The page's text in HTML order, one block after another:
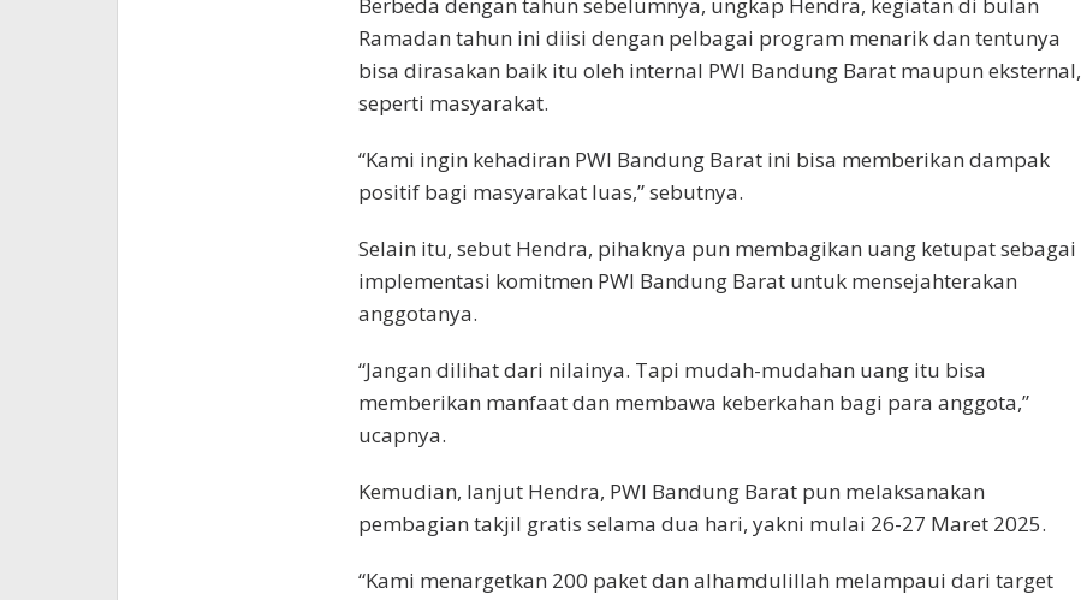
Berbeda dengan tahun sebelumnya, ungkap Hendra, kegiatan di bulan
Ramadan tahun ini diisi dengan pelbagai program menarik dan tentunya
bisa dirasakan baik itu oleh internal PWI Bandung Barat maupun eksternal,
seperti masyarakat.
“Kami ingin kehadiran PWI Bandung Barat ini bisa memberikan dampak
positif bagi masyarakat luas,” sebutnya.
Selain itu, sebut Hendra, pihaknya pun membagikan uang ketupat sebagai
implementasi komitmen PWI Bandung Barat untuk mensejahterakan
anggotanya.
“Jangan dilihat dari nilainya. Tapi mudah-mudahan uang itu bisa
memberikan manfaat dan membawa keberkahan bagi para anggota,”
ucapnya.
Kemudian, lanjut Hendra, PWI Bandung Barat pun melaksanakan
pembagian takjil gratis selama dua hari, yakni mulai 26-27 Maret 2025.
“Kami menargetkan 200 paket dan alhamdulillah melampaui dari target